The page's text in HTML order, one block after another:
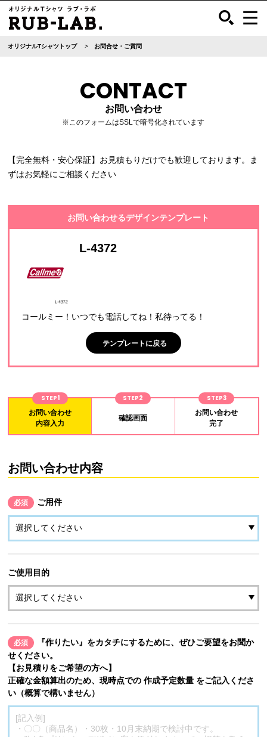
オリジナルTシャツトップ お問合せ・ご質問
CONTACT
お問い合わせ
※このフォームはSSLで暗号化されています
【完全無料・安心保証】お見積もりだけでも歓迎しております。ま
ずはお気軽にご相談ください
お問い合わせるデザインテンプレート
L-4372
コールミー！いつでも電話してね！私待ってる！
テンプレートに戻る
STEP1
お問い合わせ
内容入力
STEP2
確認画面
STEP3
お問い合わせ
完了
お問い合わせ内容
必須 ご用件
ご使用目的
必須
『作りたい』をカタチにするために、ぜひご要望をお聞か
せください。
【お見積りをご希望の方へ】
正確な金額算出のため、現時点での 作成予定数量 をご記入くださ
い（概算で構いません）